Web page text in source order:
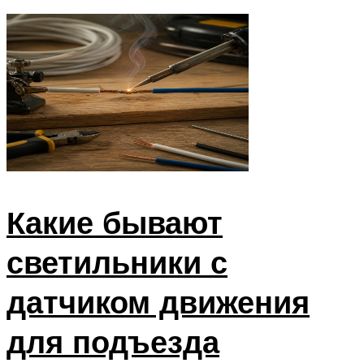
Какие бывают
светильники с
датчиком движения
для подъезда